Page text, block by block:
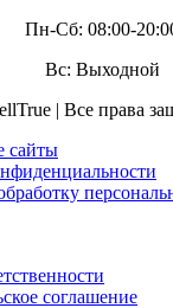
Пн-Сб: 08:00-
Вс: Выходной
| Все права
сайты
соглашение